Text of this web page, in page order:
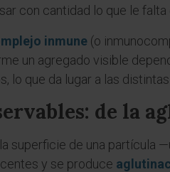
con cantidad lo que le falta
inmune (o
un agregado visible
lo que da lugar a las
de la
superficie de una partícula
y se produce